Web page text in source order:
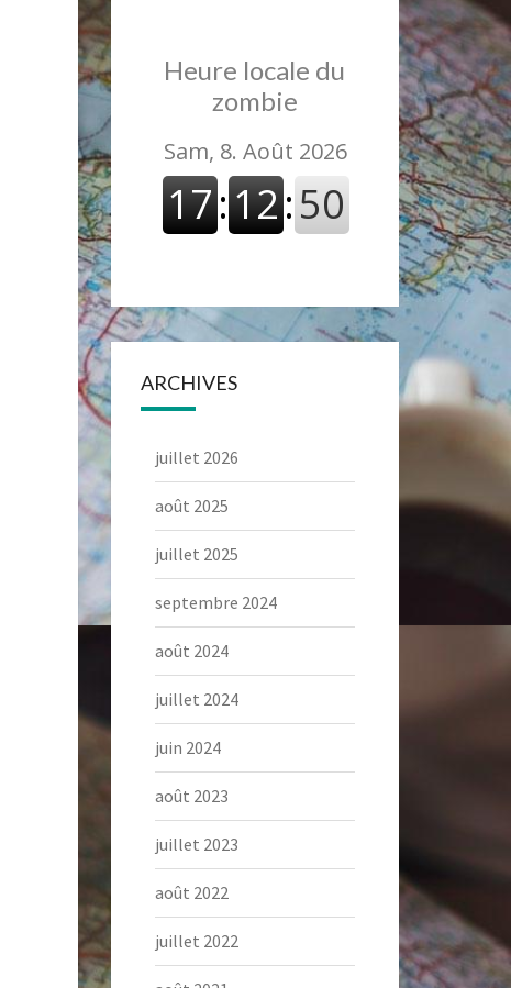
Heure locale du
zombie
ARCHIVES
juillet 2026
août 2025
juillet 2025
septembre 2024
août 2024
juillet 2024
juin 2024
août 2023
juillet 2023
août 2022
juillet 2022